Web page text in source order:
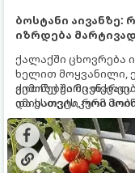
ბოსტანი
იზრდება
ქალაქში ცხოვრება
ხელით მოყვანილი,
გემოზე უარი თქვათ.
იმისათვის, რომ
ყოველდღიურად
ბოსტნეულს
ქოთნებში
და ესთეტიკური
კულტურები
და როგორ მოუაროთ